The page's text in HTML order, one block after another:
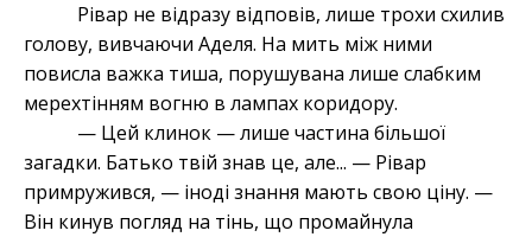
Рівар не відразу відповів, лише трохи схилив
голову, вивчаючи Аделя. На мить між ними
повисла важка тиша, порушувана лише слабким
мерехтінням вогню в лампах коридору.
— Цей клинок — лише частина більшої
загадки. Батько твій знав це, але... — Рівар
примружився, — іноді знання мають свою ціну. —
Він кинув погляд на тінь, що промайнула